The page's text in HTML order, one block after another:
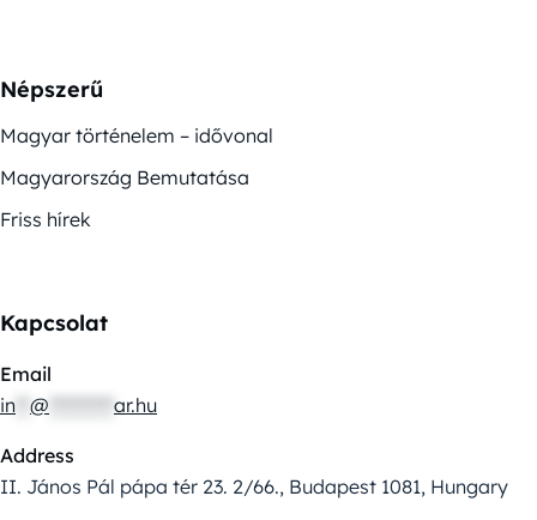
Népszerű
Magyar történelem – idővonal
Magyarország Bemutatása
Friss hírek
Kapcsolat
Email
in @ ar.hu
Address
II. János Pál pápa tér 23. 2/66., Budapest 1081, Hungary